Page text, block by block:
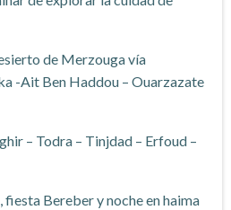
de Merzouga vía
-Ait Ben Haddou – Ouarzazate
– Todra – Tinjdad – Erfoud –
Bereber y noche en haima